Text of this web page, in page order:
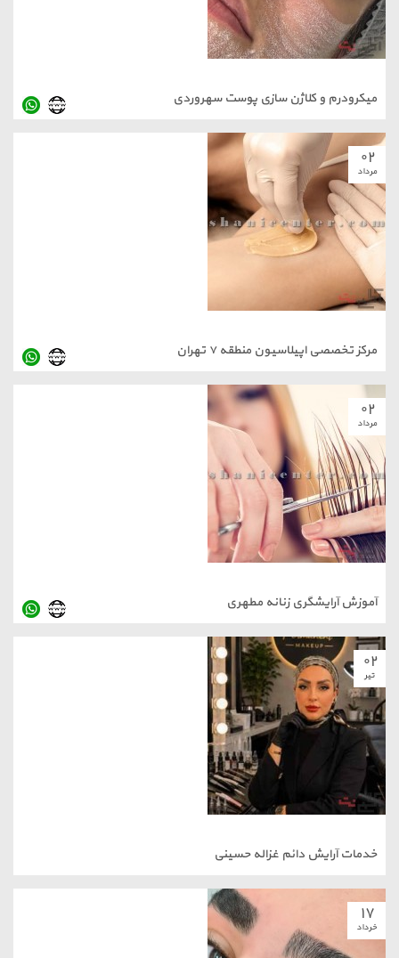
میکرودرم و کلاژن سازی پوست سهروردی
۰۲
مرداد
مرکز تخصصی اپیلاسیون منطقه ۷ تهران
۰۲
مرداد
آموزش آرایشگری زنانه مطهری
۰۲
تیر
خدمات آرایش دائم غزاله حسینی
۱۷
خرداد